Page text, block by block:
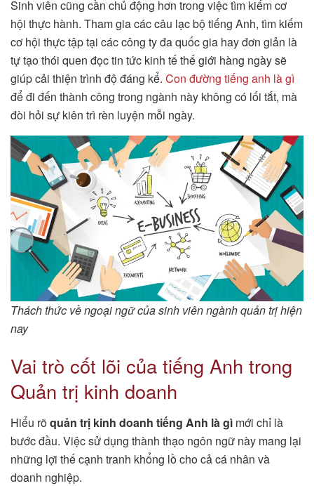
Sinh viên cũng cần chủ động hơn trong việc tìm kiếm cơ
hội thực hành. Tham gia các câu lạc bộ tiếng Anh, tìm kiếm
cơ hội thực tập tại các công ty đa quốc gia hay đơn giản là
tự tạo thói quen đọc tin tức kinh tế thế giới hàng ngày sẽ
giúp cải thiện trình độ đáng kể. Con đường tiếng anh là gì
để đi đến thành công trong ngành này không có lối tắt, mà
đòi hỏi sự kiên trì rèn luyện mỗi ngày.
Thách thức về ngoại ngữ của sinh viên ngành quản trị hiện
nay
Vai trò cốt lõi của tiếng Anh trong
Quản trị kinh doanh
Hiểu rõquản trị kinh doanh tiếng Anh là gì mới chỉ là
bước đầu. Việc sử dụng thành thạo ngôn ngữ này mang lại
những lợi thế cạnh tranh khổng lồ cho cả cá nhân và
doanh nghiệp.